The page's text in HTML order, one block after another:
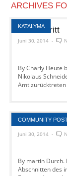
ARCHIVES
Showabtritt
Juni 30, 2014-
By Charly Heute
Nikolaus
Amt zurücktreten
KATALYMA
1. Juli
Juni 30, 2014-
By martin Durch.
Abschnitten des
COMMUNITY